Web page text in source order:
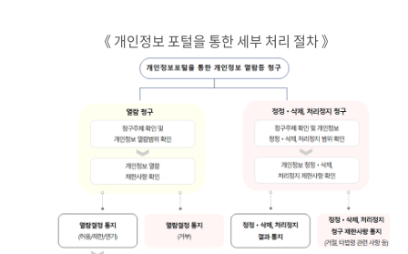
《 개인정보 포털을 통한 세부 처리 절차 》